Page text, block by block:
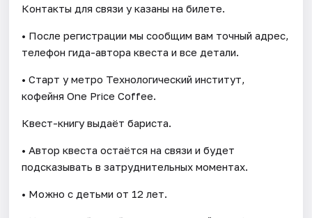
Контакты для связи у казаны на билете.
• После регистрации мы сообщим вам точный адрес,
телефон гида-автора квеста и все детали.
• Старт у метро Технологический институт,
кофейня One Price Coffee.
Квест-книгу выдаёт бариста.
• Автор квеста остаётся на связи и будет
подсказывать в затруднительных моментах.
• Можно с детьми от 12 лет.